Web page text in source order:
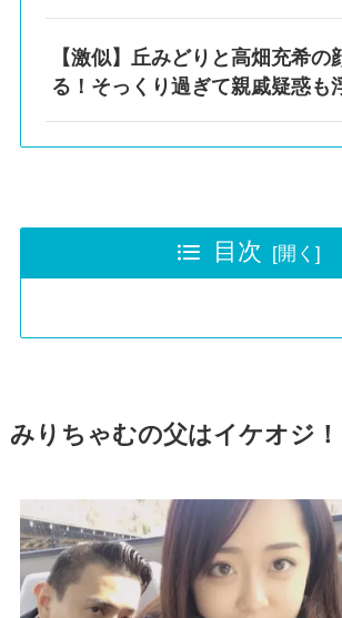
【激似】丘みどりと高畑充希の
る！そっくり過ぎて親戚疑惑も
目次
みりちゃむの父はイケオジ！